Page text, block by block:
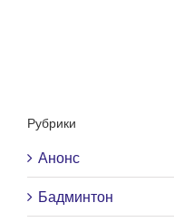
Рубрики
Анонс
Бадминтон